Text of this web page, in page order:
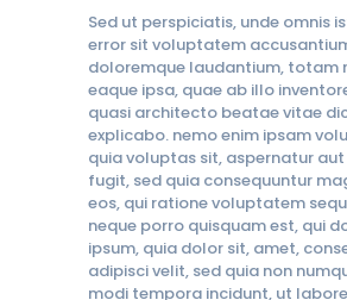
Sed ut perspiciatis, unde omnis
error sit voluptatem
doloremque laudantium, totam
eaque ipsa, quae ab illo
quasi architecto beatae vitae
explicabo. nemo enim ipsam
quia voluptas sit, aspernatur
fugit, sed quia consequuntur
eos, qui ratione voluptatem
neque porro quisquam est, qui
ipsum, quia dolor sit, amet,
adipisci velit, sed quia non
modi tempora incidunt, ut